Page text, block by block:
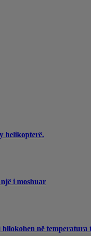
helikopterë.
i moshuar
në